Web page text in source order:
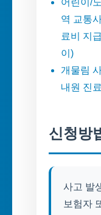
어린이/
역 교통
료비 지
이)
개물림
내원 진
신청방
사고 발
보험자